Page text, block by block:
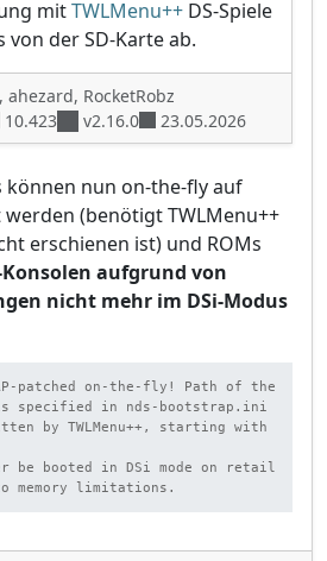
mitTWLMenu++ DS-Spiele
der SD-Karte ab.
RocketRobz
10.423 v2.16.0 23.05.2026
können nun on-the-fly auf
(benötigt TWLMenu++
erschienen ist) und ROMs
Konsolen aufgrund von
nicht mehr im DSi-Modus
AP-patched on-the-fly! Path of the
specified in nds-bootstrap.ini
by TWLMenu++, starting with
be booted in DSi mode on retail
memory limitations.